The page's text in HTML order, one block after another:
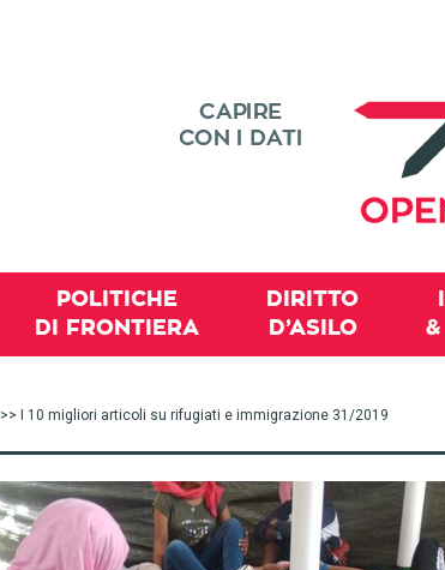
POLITICHE
DI FRONTIERA
DIRITTO
D’ASILO
&
>> I 10 migliori articoli su rifugiati e immigrazione 31/2019